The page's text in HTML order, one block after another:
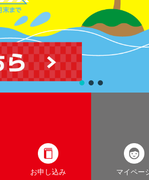
お申し込み マイペー